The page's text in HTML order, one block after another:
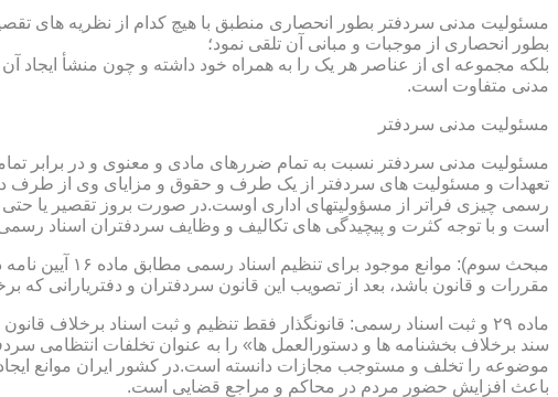
مسئولیت مدنی سردفتر بطور انحصاری منطبق با هیچ کدام از نظریه های
بطور انحصاری از موجبات و مبانی آن تلقی نمود؛
بلکه مجموعه ای از عناصر هر یک را به همراه خود داشته و چون منشأ ایجاد
مدنی متفاوت است.
مسئولیت مدنی سردفتر
مسئولیت مدنی سردفتر نسبت به تمام ضررهای مادی و معنوی و در برابر
تعهدات و مسئولیت های سردفتر از یک طرف و حقوق و مزایای وی از طرف
رسمی چیزی فراتر از مسؤولیتهای اداری اوست.در صورت بروز تقصیر یا
است و با توجه کثرت و پیچیدگی های تکالیف و وظایف سردفتران اسناد
مقررات و قانون باشد، بعد از تصویب این قانون سردفتران و دفتریارانی
سند برخلاف بخشنامه ها و دستورالعمل ها» را به عنوان تخلفات انتظامی
موضوعه را تخلف و مستوجب مجازات دانسته است.در کشور ایران موانع
باعث افزایش حضور مردم در محاکم و مراجع قضایی است.